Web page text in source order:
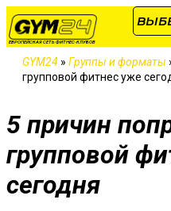
ЕВРОПЕЙСКАЯ СЕТЬ ФИТНЕС-КЛУБОВ
GYM24 » Группы и форматы
групповой фитнес уже
5 причин
групповой
сегодня